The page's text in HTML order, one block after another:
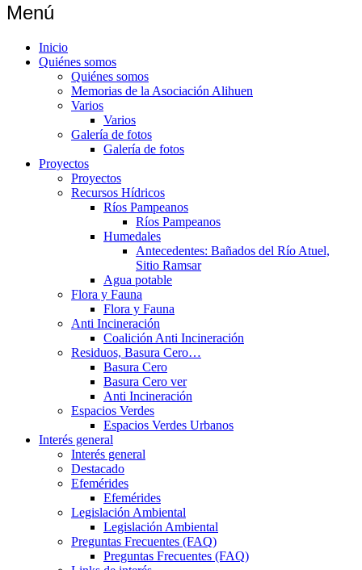
Menú
Inicio
Quiénes somos
Quiénes somos
Memorias de la Asociación Alihuen
Varios
Varios
Galería de fotos
Galería de fotos
Proyectos
Proyectos
Recursos Hídricos
Ríos Pampeanos
Ríos Pampeanos
Humedales
Antecedentes: Bañados del Río Atuel,
Sitio Ramsar
Agua potable
Flora y Fauna
Flora y Fauna
Anti Incineración
Coalición Anti Incineración
Residuos, Basura Cero…
Basura Cero
Basura Cero ver
Anti Incineración
Espacios Verdes
Espacios Verdes Urbanos
Interés general
Interés general
Destacado
Efemérides
Efemérides
Legislación Ambiental
Legislación Ambiental
Preguntas Frecuentes (FAQ)
Preguntas Frecuentes (FAQ)